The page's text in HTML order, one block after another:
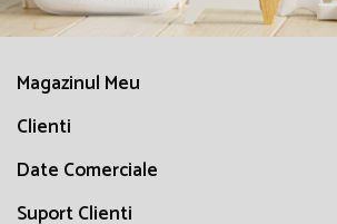
Magazinul Meu
Clienti
Date Comerciale
Suport Clienti